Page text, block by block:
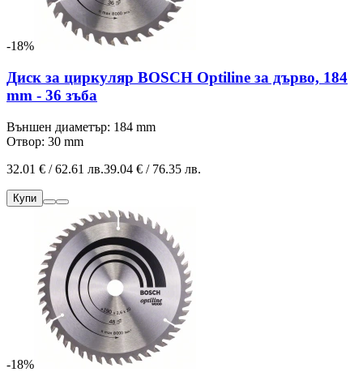
-18%
Диск за циркуляр BOSCH Optiline за дърво, 184
mm - 36 зъба
Външен диаметър: 184 mm
Отвор: 30 mm
32.01 € / 62.61 лв.39.04 € / 76.35 лв.
Купи
-18%